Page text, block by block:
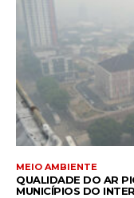
MEIO AMBIENTE
QUALIDADE DO AR
MUNICÍPIOS DO